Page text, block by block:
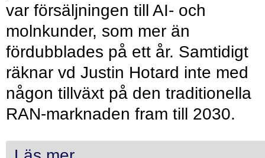
var försäljningen till AI- och
molnkunder, som mer än
fördubblades på ett år. Samtidigt
räknar vd Justin Hotard inte med
någon tillväxt på den traditionella
RAN-marknaden fram till 2030.